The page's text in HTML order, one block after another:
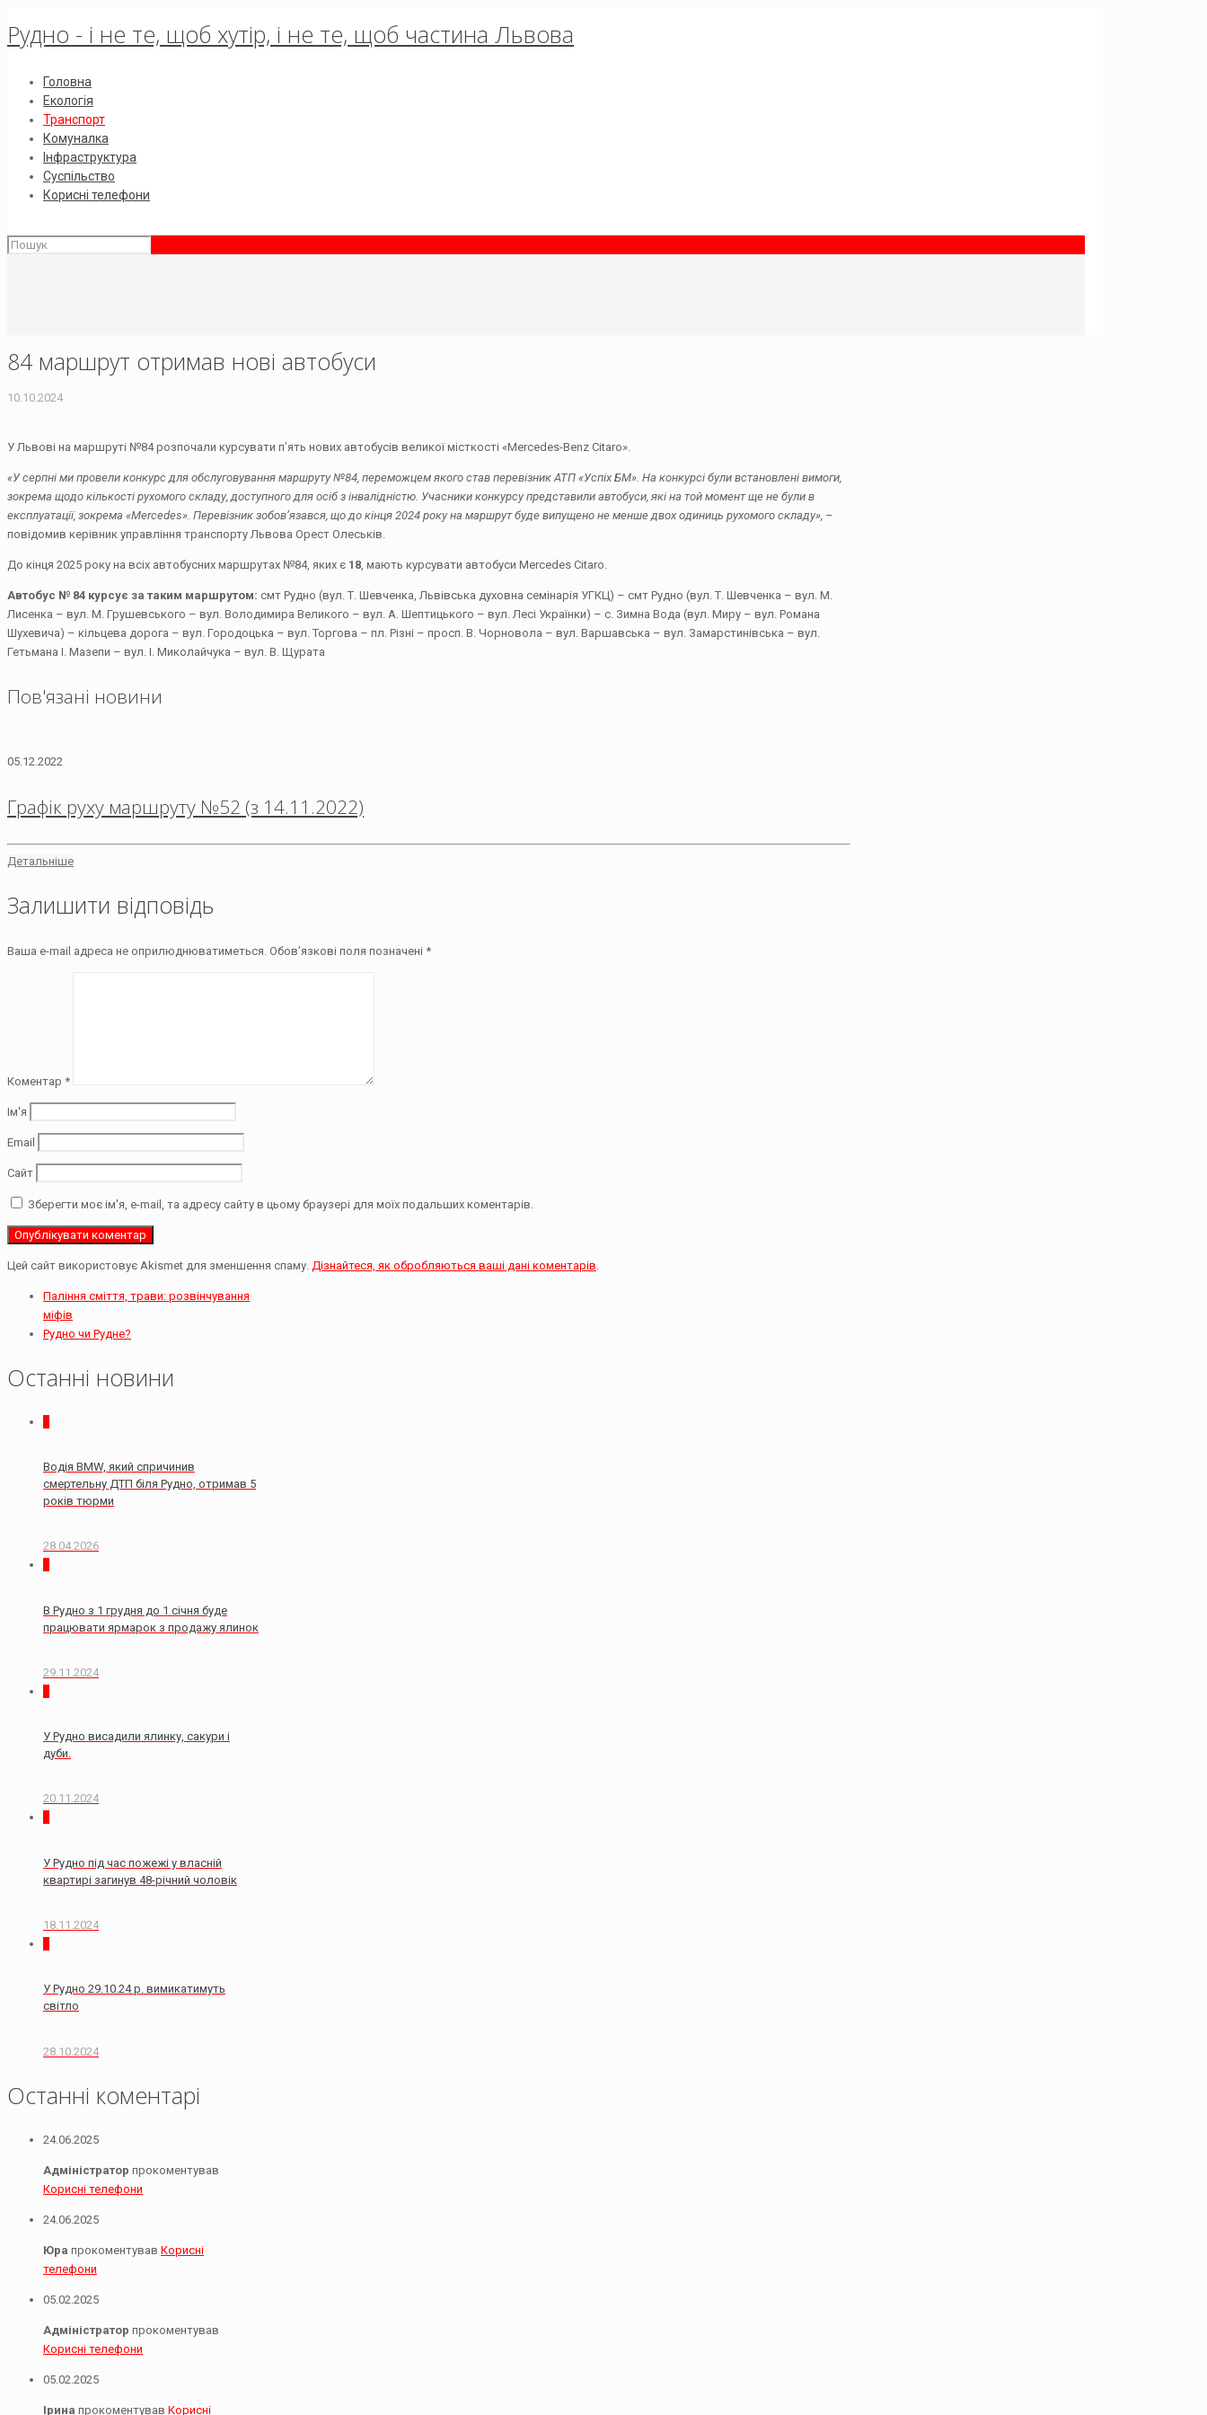
Рудно - і не те, щоб хутір, і не те, щоб частина Львова
Головна
Екологія
Транспорт
Комуналка
Інфраструктура
Суспільство
Корисні телефони
84 маршрут отримав нові автобуси
10.10.2024
У Львові на маршруті №84 розпочали курсувати п’ять нових автобусів великої місткості «Mercedes-Benz Citaro».
«У серпні ми провели конкурс для обслуговування маршруту №84, переможцем якого став перевізник АТП «Успіх БМ». На конкурсі були встановлені вимоги,
зокрема щодо кількості рухомого складу, доступного для осіб з інвалідністю. Учасники конкурсу представили автобуси, які на той момент ще не були в
експлуатації, зокрема «Mercedes». Перевізник зобов’язався, що до кінця 2024 року на маршрут буде випущено не менше двох одиниць рухомого складу», –
повідомив керівник управління транспорту Львова Орест Олеськів.
До кінця 2025 року на всіх автобусних маршрутах №84, яких є 18 , мають курсувати автобуси Mercedes Citaro.
Автобус № 84 курсує за таким маршрутом: смт Рудно (вул. Т. Шевченка, Львівська духовна семінарія УГКЦ) – смт Рудно (вул. Т. Шевченка – вул. М.
Лисенка – вул. М. Грушевського – вул. Володимира Великого – вул. А. Шептицького – вул. Лесі Українки) – с. Зимна Вода (вул. Миру – вул. Романа
Шухевича) – кільцева дорога – вул. Городоцька – вул. Торгова – пл. Різні – просп. В. Чорновола – вул. Варшавська – вул. Замарстинівська – вул.
Гетьмана І. Мазепи – вул. І. Миколайчука – вул. В. Щурата
Пов'язані новини
05.12.2022
Графік руху маршруту №52 (з 14.11.2022)
Детальніше
Залишити відповідь
Ваша e-mail адреса не оприлюднюватиметься. Обов’язкові поля позначені *
Коментар *
Ім'я
Email
Сайт
Зберегти моє ім'я, e-mail, та адресу сайту в цьому браузері для моїх подальших коментарів.
Цей сайт використовує Akismet для зменшення спаму. Дізнайтеся, як обробляються ваші дані коментарів
Паління сміття, трави: розвінчування
міфів
Рудно чи Рудне?
Останні новини
Водія BMW, який спричинив
смертельну ДТП біля Рудно, отримав 5
років тюрми
28.04.2026
В Рудно з 1 грудня до 1 січня буде
працювати ярмарок з продажу ялинок
29.11.2024
У Рудно висадили ялинку, сакури і
дуби.
20.11.2024
У Рудно під час пожежі у власній
квартирі загинув 48-річний чоловік
18.11.2024
У Рудно 29.10.24 р. вимикатимуть
світло
28.10.2024
Останні коментарі
24.06.2025
Адміністратор прокоментував
Корисні телефони
24.06.2025
Юра прокоментував Корисні
телефони
05.02.2025
Адміністратор прокоментував
Корисні телефони
05.02.2025
Ірина прокоментував Корисні